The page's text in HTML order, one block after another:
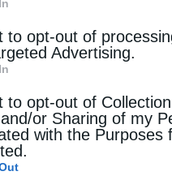
to opt-out of
Advertising.
to opt-out of
or Sharing of my
with the Purposes
Πειραιώς:
Σταθμό της
Πειραιώς
σταθμός και το